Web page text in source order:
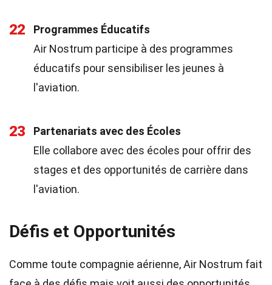
22
Programmes Éducatifs
Air Nostrum participe à des programmes
éducatifs pour sensibiliser les jeunes à
l'aviation.
23
Partenariats avec des Écoles
Elle collabore avec des écoles pour offrir des
stages et des opportunités de carrière dans
l'aviation.
Défis et Opportunités
Comme toute compagnie aérienne, Air Nostrum fait